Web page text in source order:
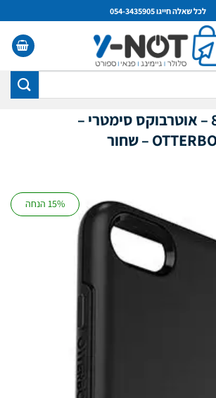
לכל שאלה חייגו 054-3435905
כיסוי אייפון 8/7 – אוטרבוקס סימטרי –
שחור
15% הנחה